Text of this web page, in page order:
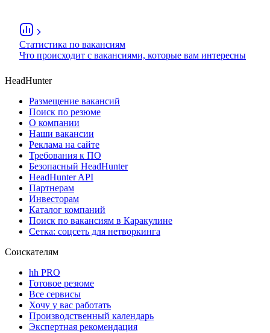
Статистика по вакансиям
Что происходит с вакансиями, которые вам интересны
HeadHunter
Размещение вакансий
Поиск по резюме
О компании
Наши вакансии
Реклама на сайте
Требования к ПО
Безопасный HeadHunter
HeadHunter API
Партнерам
Инвесторам
Каталог компаний
Поиск по вакансиям в Каракулине
Сетка: соцсеть для нетворкинга
Соискателям
hh PRO
Готовое резюме
Все сервисы
Хочу у вас работать
Производственный календарь
Экспертная рекомендация